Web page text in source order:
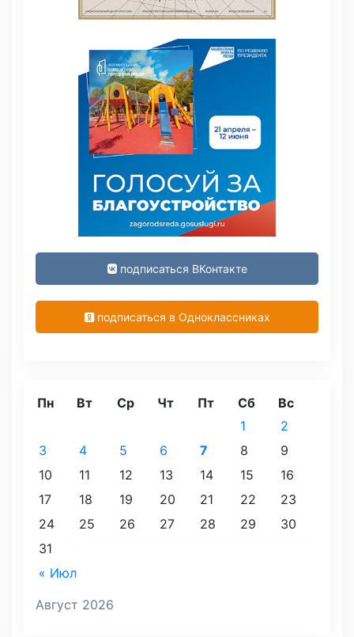
подписаться ВКонтакте
подписаться в Одноклассниках
Август 2026
Пн Вт Ср Чт Пт Сб Вс
« Июл
1
2
3
4 5 6 7 8
9
10
11 12 13 14 15
16
17
18 19 20 21 22
23
24
25 26 27 28 29
30
31